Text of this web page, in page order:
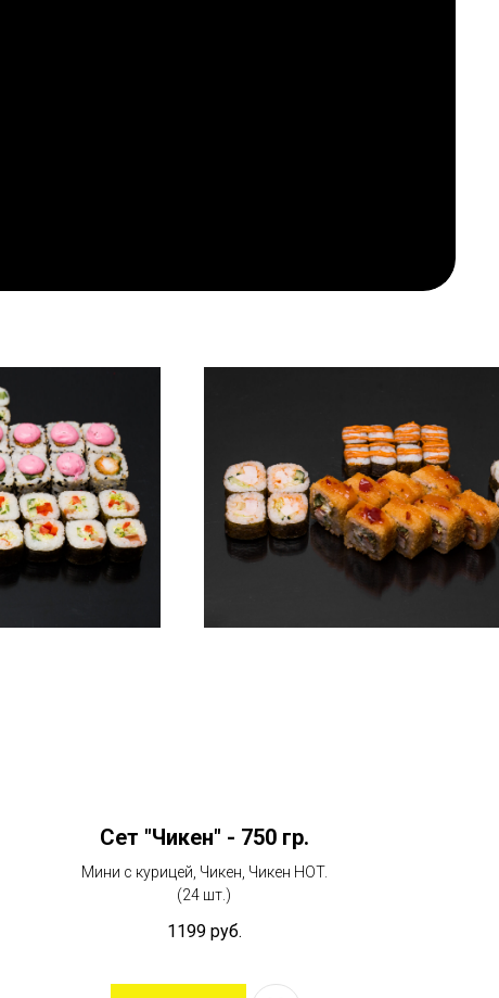
Сет "Чикен" - 750 гр.
Мини с курицей, Чикен, Чикен HOT.
(24 шт.)
1199 руб.